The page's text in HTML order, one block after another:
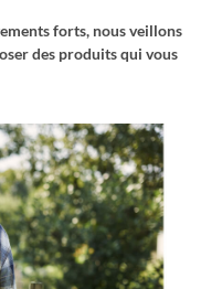
forts, nous veillons
des produits qui vous